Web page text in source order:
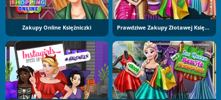
Zakupy Online Księżniczki Prawdziwe Zakupy Złotawej Księżniczki